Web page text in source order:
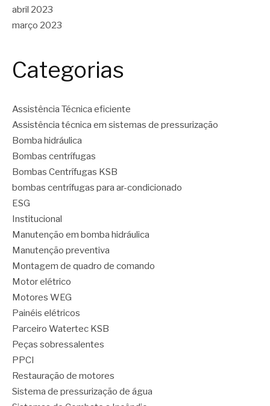
abril 2023
março 2023
Categorias
Assistência Técnica eficiente
Assistência técnica em sistemas de pressurização
Bomba hidráulica
Bombas centrífugas
Bombas Centrífugas KSB
bombas centrífugas para ar-condicionado
ESG
Institucional
Manutenção em bomba hidráulica
Manutenção preventiva
Montagem de quadro de comando
Motor elétrico
Motores WEG
Painéis elétricos
Parceiro Watertec KSB
Peças sobressalentes
PPCI
Restauração de motores
Sistema de pressurização de água